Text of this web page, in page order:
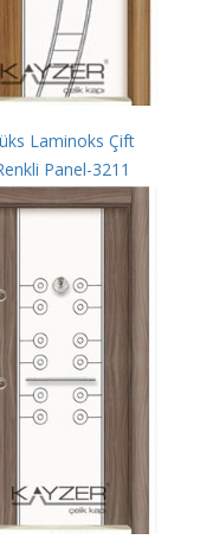
Laminoks Çift
Panel-3211